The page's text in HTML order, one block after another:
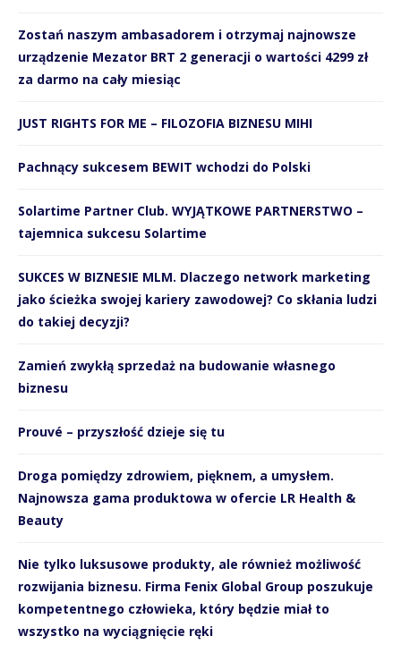
Zostań naszym ambasadorem i otrzymaj najnowsze
urządzenie Mezator BRT 2 generacji o wartości 4299 zł
za darmo na cały miesiąc
JUST RIGHTS FOR ME – FILOZOFIA BIZNESU MIHI
Pachnący sukcesem BEWIT wchodzi do Polski
Solartime Partner Club. WYJĄTKOWE PARTNERSTWO –
tajemnica sukcesu Solartime
SUKCES W BIZNESIE MLM. Dlaczego network marketing
jako ścieżka swojej kariery zawodowej? Co skłania ludzi
do takiej decyzji?
Zamień zwykłą sprzedaż na budowanie własnego
biznesu
Prouvé – przyszłość dzieje się tu
Droga pomiędzy zdrowiem, pięknem, a umysłem.
Najnowsza gama produktowa w ofercie LR Health &
Beauty
Nie tylko luksusowe produkty, ale również możliwość
rozwijania biznesu. Firma Fenix Global Group poszukuje
kompetentnego człowieka, który będzie miał to
wszystko na wyciągnięcie ręki